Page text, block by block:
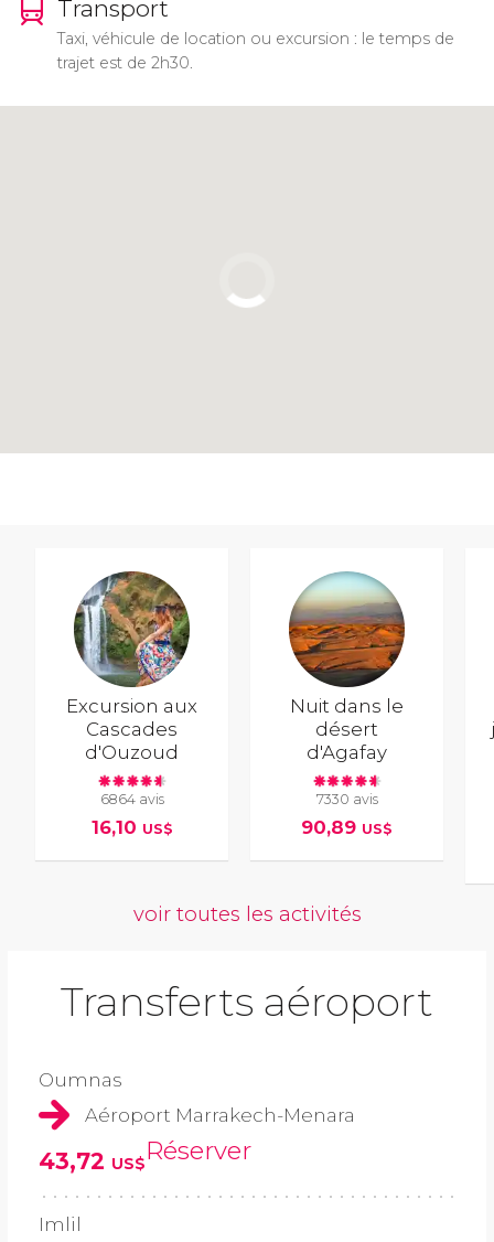
Transport
Taxi, véhicule de location ou excursion : le temps de
trajet est de 2h30.
Excursion aux
Cascades
d'Ouzoud
6864 avis
16,10 US$
Nuit dans le
désert
d'Agafay
7330 avis
90,89 US$
voir toutes les activités
Transferts aéroport
Oumnas
Aéroport Marrakech-Menara
43,72 US$Réserver
Imlil